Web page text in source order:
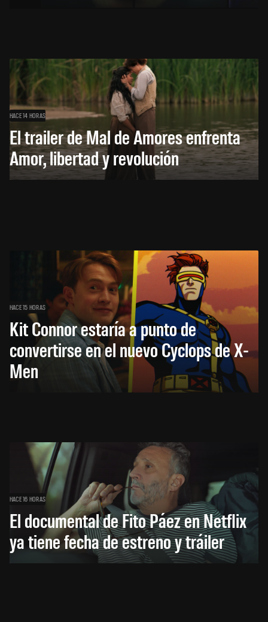
HACE 14 HORAS
El trailer de Mal de Amores enfrenta
Amor, libertad y revolución
HACE 15 HORAS
Kit Connor estaría a punto de
convertirse en el nuevo Cyclops de X-
Men
HACE 16 HORAS
El documental de Fito Páez en Netflix
ya tiene fecha de estreno y tráiler